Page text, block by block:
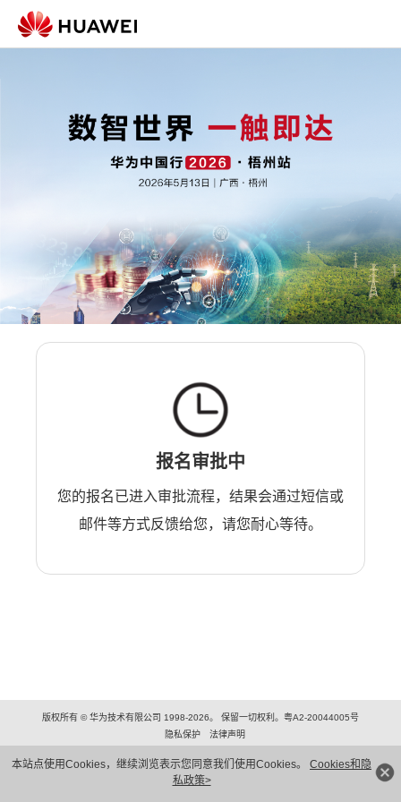
本站点使用Cookies，继续浏览表示您同意我们使用Cookies。 Cookies和隐
私政策>
报名审批中
您的报名已进入审批流程，结果会通过短信或
邮件等方式反馈给您，请您耐心等待。
版权所有 © 华为技术有限公司 1998-2026。 保留一切权利。粤A2-20044005号
隐私保护
法律声明